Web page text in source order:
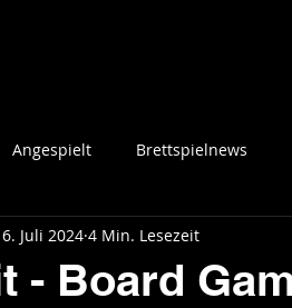
Angespielt Brettspielnews
- Board
Juli 2024 4 Min. Lesezeit